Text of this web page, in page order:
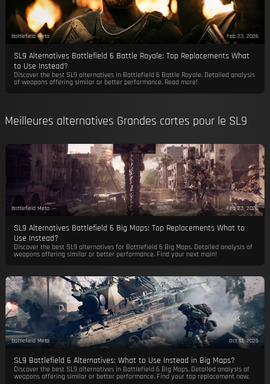
Battlefield Meta Feb 23, 2026
SL9 Alternatives Battlefield 6 Battle Royale: Top Replacements What
to Use Instead?
Discover the best SL9 alternatives in Battlefield 6 Battle Royale. Detailed analysis
of weapons offering similar or better performance. Read more!
Meilleures alternatives Grandes cartes pour le SL9
Battlefield Meta Feb 23, 2026
SL9 Alternatives Battlefield 6 Big Maps: Top Replacements What to
Use Instead?
Discover the best SL9 alternatives for Battlefield 6 Big Maps. Detailed analysis of
weapons offering similar or better performance. Find your next main!
Battlefield Meta Oct 13, 2025
SL9 Battlefield 6 Alternatives: What to Use Instead in Big Maps?
Discover the best SL9 alternatives in Battlefield 6 Big Maps. Detailed analysis of
weapons offering similar or better performance. Find your top replacement now.